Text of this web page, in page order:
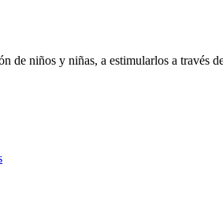
de niños y niñas, a estimularlos a través